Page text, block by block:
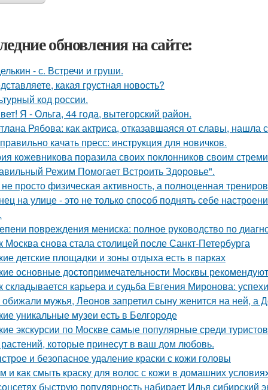
обновления на сайте:
- с. Встречи и груши.
какая грустная новость?
код россии.
Я - Ольга, 44 года, вытегорский район.
Рябова: как актриса, отказавшаяся от славы, нашла
качать пресс: инструкция для новичков.
кожевникова поразила своих поклонников своим
Режим Помогает Встроить Здоровье".
просто физическая активность, а полноценная
на улице - это не только способ поднять себе
повреждения мениска: полное руководство по
Москва снова стала столицей после Санкт-Петербурга
детские площадки и зоны отдыха есть в парках
основные достопримечательности Москвы
складывается карьера и судьба Евгения Миронова:
мужья, Леонов запретил сыну женится на ней, а
уникальные музеи есть в Белгороде
экскурсии по Москве самые популярные среди туристов
которые принесут в ваш дом любовь.
и безопасное удаление краски с кожи головы
и как смыть краску для волос с кожи в домашних
быструю популярность набирает Илья сибирский